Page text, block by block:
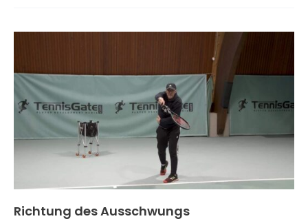
Richtung des Ausschwungs